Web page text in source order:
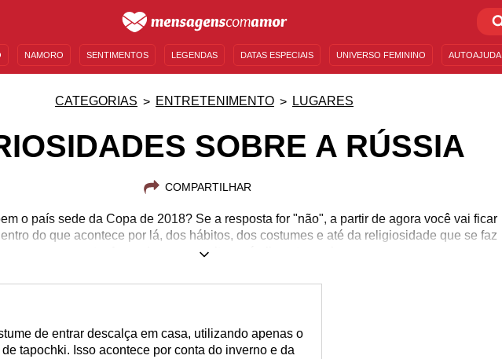
NAMORO SENTIMENTOS LEGENDAS DATAS ESPECIAIS UNIVERSO FEMININO AUTOAJUDA
CATEGORIAS ENTRETENIMENTO LUGARES
SOBRE A RÚSSIA
COMPARTILHAR
o país sede da Copa de 2018? Se a resposta for "não", a partir de agora você vai ficar
do que acontece por lá, dos hábitos, dos costumes e até da religiosidade que se faz
presente. Aprender novas culturas é alimentar a alma.
de entrar descalça em casa, utilizando apenas o
tapochki. Isso acontece por conta do inverno e da